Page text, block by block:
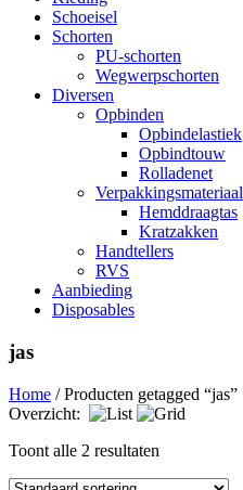
Schoeisel
Schorten
PU-schorten
Wegwerpschorten
Diversen
Opbinden
Opbindelastiek
Opbindtouw
Rolladenet
Verpakkingsmateriaal
Hemddraagtas
Kratzakken
Handtellers
RVS
Aanbieding
Disposables
jas
Home / Producten getagged “jas”
Overzicht:
Toont alle 2 resultaten